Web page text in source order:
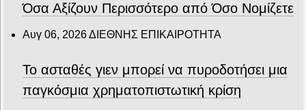
Όσα Αξίζουν Περισσότερο από Όσο Νομίζετε
Αυγ 06, 2026ΔΙΕΘΝΗΣ ΕΠΙΚΑΙΡΟΤΗΤΑ
Το ασταθές γιεν μπορεί να πυροδοτήσει μια
παγκόσμια χρηματοπιστωτική κρίση